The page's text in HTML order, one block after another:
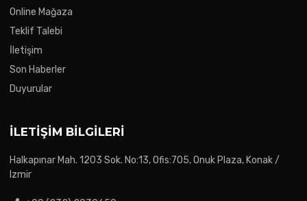
Online Mağaza
Teklif Talebi
İletişim
Son Haberler
Duyurular
İLETIŞIM BILGILERI
Halkapınar Mah. 1203 Sok. No:13, Ofis:705, Onuk Plaza, Konak /
Izmir